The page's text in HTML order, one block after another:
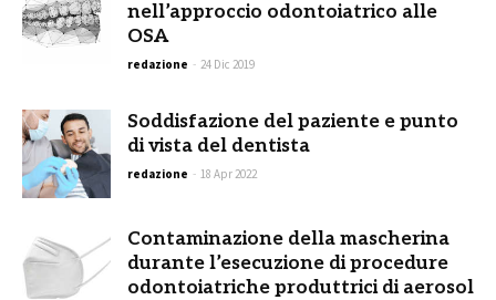
nell’approccio odontoiatrico alle
OSA
redazione - 24 Dic 2019
Soddisfazione del paziente e punto
di vista del dentista
redazione - 18 Apr 2022
Contaminazione della mascherina
durante l’esecuzione di procedure
odontoiatriche produttrici di aerosol